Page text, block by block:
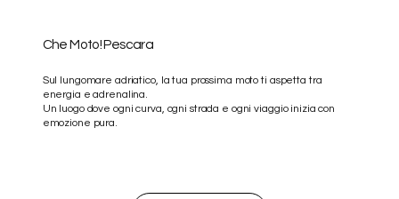
Sul lungomare adriatico, la tua prossima moto ti aspetta tra
energia e adrenalina.
Un luogo dove ogni curva, ogni strada e ogni viaggio inizia con
emozione pura.
Che Moto! Pescara